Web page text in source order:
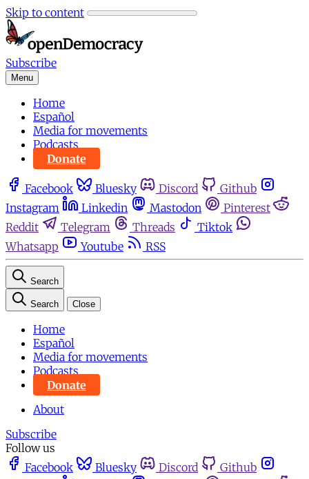
Skip to content
Subscribe
Menu
Home
Español
Media for movements
Podcasts
Donate
Facebook Bluesky Discord
Github
Instagram
Linkedin Mastodon
Pinterest
Reddit
Telegram Threads
Tiktok
Whatsapp
Youtube RSS
Search
Search Close
Home
Español
Media for movements
Podcasts
Donate
About
Subscribe
Follow us
Facebook
Bluesky Discord
Github